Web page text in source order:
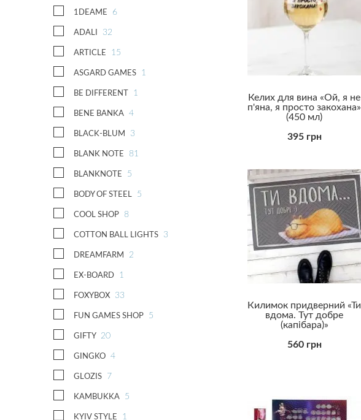
Юристу
1DEAME 6
ADALI 32
ARTICLE 15
ASGARD GAMES 1
BE DIFFERENT 1
BENE BANKA 4
BLACK-BLUM 3
BLANK NOTE 81
BLANKNOTE 5
BODY OF STEEL 5
COOL SHOP 8
COTTON BALL LIGHTS 3
DREAMFARM 2
EX-BOARD 1
FOXYBOX 33
FUN GAMES SHOP 5
GIFTY 20
GINGKO 4
GLOZIS 7
KAMBUKKA 5
KYIV STYLE 1
Келих для вина «Ой, я не
п'яна, я просто закохана»
(450 мл)
395 грн
Килимок придверний «Ти
вдома. Тут добре
(капібара)»
560 грн